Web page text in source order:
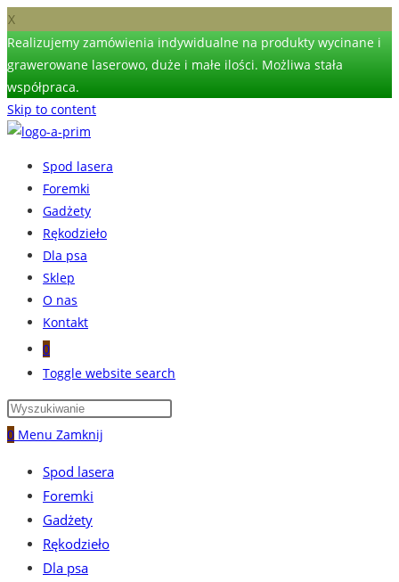
X
Realizujemy zamówienia indywidualne na produkty wycinane i
grawerowane laserowo, duże i małe ilości. Możliwa stała
współpraca.
Skip to content
Spod lasera
Foremki
Gadżety
Rękodzieło
Dla psa
Sklep
O nas
Kontakt
0
Toggle website search
0 Menu Zamknij
Spod lasera
Foremki
Gadżety
Rękodzieło
Dla psa